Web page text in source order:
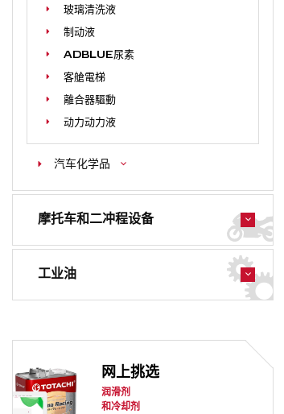
玻璃清洗液
制动液
ADBLUE尿素
客艙電梯
離合器驅動
动力动力液
汽车化学品
摩托车和二冲程设备
工业油
网上挑选
润滑剂
和冷却剂